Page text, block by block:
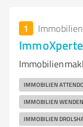
1
IMMOBILIEN
IMMOBILIEN WENDEN
IMMOBILIEN